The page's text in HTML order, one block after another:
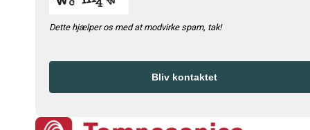
Dette hjælper os med at modvirke spam, tak!
Bliv kontaktet
EMAIL